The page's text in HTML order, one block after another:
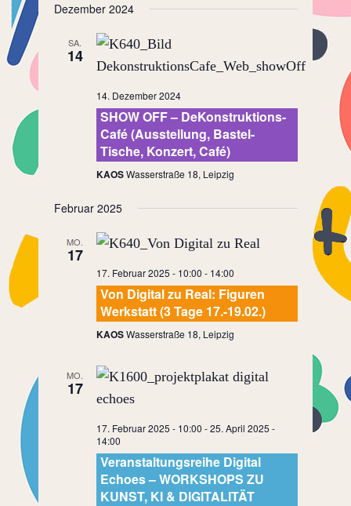
Dezember 2024
SA.
14
14. Dezember 2024
SHOW OFF – DeKonstruktions-
Café (Ausstellung, Bastel-
Tische, Konzert, Café)
KAOSWasserstraße 18, Leipzig
Februar 2025
MO.
17
17. Februar 2025 - 10:00 - 14:00
Von Digital zu Real: Figuren
Werkstatt (3 Tage 17.-19.02.)
KAOSWasserstraße 18, Leipzig
MO.
17
17. Februar 2025 - 10:00 -25. April 2025 -
14:00
Veranstaltungsreihe Digital
Echoes – WORKSHOPS ZU
KUNST, KI & DIGITALITÄT